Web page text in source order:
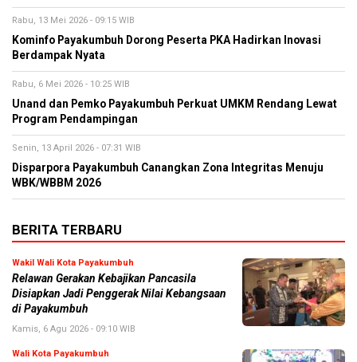
Rabu, 13 Mei 2026 - 09:15 WIB
Kominfo Payakumbuh Dorong Peserta PKA Hadirkan Inovasi
Berdampak Nyata
Rabu, 6 Mei 2026 - 10:25 WIB
Unand dan Pemko Payakumbuh Perkuat UMKM Rendang Lewat
Program Pendampingan
Senin, 13 April 2026 - 07:31 WIB
Disparpora Payakumbuh Canangkan Zona Integritas Menuju
WBK/WBBM 2026
BERITA TERBARU
Wakil Wali Kota Payakumbuh
Relawan Gerakan Kebajikan Pancasila
Disiapkan Jadi Penggerak Nilai Kebangsaan
di Payakumbuh
Kamis, 6 Agu 2026 - 09:10 WIB
Wali Kota Payakumbuh